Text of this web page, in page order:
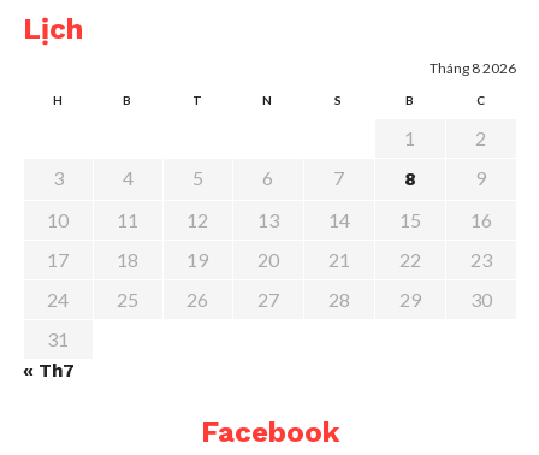
Lịch
Tháng 8 2026
H B T N S B C
1
2
3
4 5 6 7 8
9
10
11 12 13 14 15
16
17
18 19 20 21 22
23
24
25 26 27 28 29
30
31
« Th7
Facebook